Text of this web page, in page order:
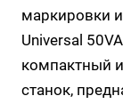
маркировки
Universal
компактный
станок,